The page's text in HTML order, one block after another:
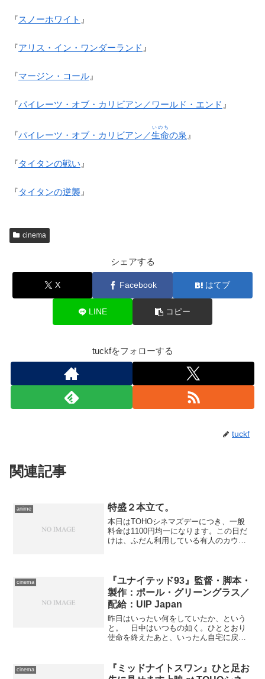
『スノーホワイト 』
『アリス・イン・ワンダーランド 』
『マージン・コール 』
『パイレーツ・オブ・カリビアン／ワールド・エンド 』
『パイレーツ・オブ・カリビアン／生命
いのち
の泉 』
『タイタンの戦い 』
『タイタンの逆襲 』
cinema
シェアする
X Facebook はてブ
LINE コピー
tuckfをフォローする
tuckf
関連記事
anime 特盛２本立て。
本日はTOHOシネマズデーにつき、一般
料金は1100円均一になります。この日だ
けは、ふだん利用している有人のカウン
るだろうなー、と思...
cinema
『ユナイテッド93』監督・脚本・
製作：ポール・グリーングラス／
配給：UIP Japan
昨日はいったい何をしていたか、という
と。 日中はいつもの如く。ひととおり
使命を終えたあと、いったん自宅に戻っ
とに電話で確認したところ、そのあとで
観るつもりの映画の座席が...
cinema
『ミッドナイトスワン』ひと足お